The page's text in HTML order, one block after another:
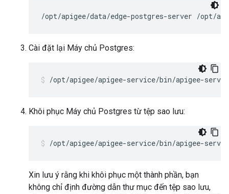
/opt/apigee/data/edge-postgres-server /opt/
Cài đặt lại Máy chủ Postgres:
/opt/apigee/apigee-service/bin/apigee-
Khôi phục Máy chủ Postgres từ tệp sao lưu:
/opt/apigee/apigee-service/bin/apigee-
Xin lưu ý rằng khi khôi phục một thành phần, bạn
không chỉ định đường dẫn thư mục đến tệp sao lưu,